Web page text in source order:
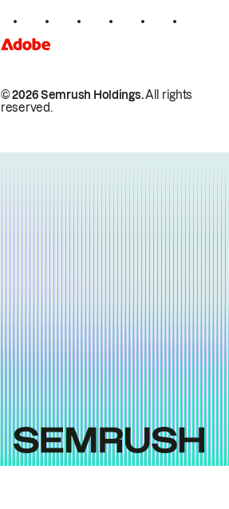
© 2026 Semrush Holdings.All rights
reserved.